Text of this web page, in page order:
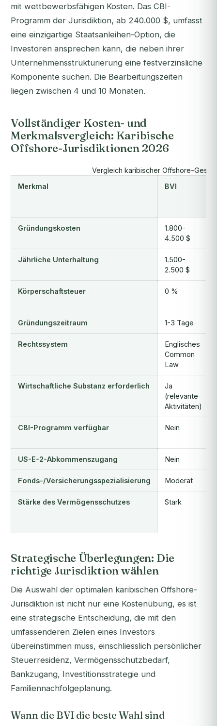
mit wettbewerbsfähigen Kosten. Das CBI-
Programm der Jurisdiktion, ab 240.000 $, umfasst
eine einzigartige Staatsanleihen-Option, die
Investoren ansprechen kann, die neben ihrer
Unternehmensstrukturierung eine festverzinsliche
Komponente suchen. Die Bearbeitungszeiten
liegen zwischen 4 und 10 Monaten.
Vollständiger Kosten- und
Merkmalsvergleich: Karibische
Offshore-Jurisdiktionen 2026
Vergleich karibischer Offshore-
Merkmal
BVI
Gründungskosten
1.800-
4.500 $
Jährliche Unterhaltung
1.500-
2.500 $
Körperschaftsteuer 0 %
Gründungszeitraum 1-3 Tage
Rechtssystem
Englisches
Common
Law
Wirtschaftliche Substanz erforderlich
Ja
(relevante
Aktivitäten)
CBI-Programm verfügbar Nein
US-E-2-Abkommenszugang Nein
Fonds-/Versicherungsspezialisierung Moderat
Stärke des Vermögensschutzes Stark
Strategische Überlegungen: Die
richtige Jurisdiktion wählen
Die Auswahl der optimalen karibischen Offshore-
Jurisdiktion ist nicht nur eine Kostenübung, es ist
eine strategische Entscheidung, die mit den
umfassenderen Zielen eines Investors
übereinstimmen muss, einschliesslich persönlicher
Steuerresidenz, Vermögensschutzbedarf,
Bankzugang, Investitionsstrategie und
Familiennachfolgeplanung.
Wann die BVI die beste Wahl sind